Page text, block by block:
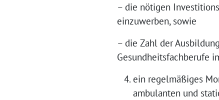
– die nötigen
einzuwerben, sowie
– die Zahl der
Gesundheitsfachberufe
ein regelmäßiges
ambulanten und